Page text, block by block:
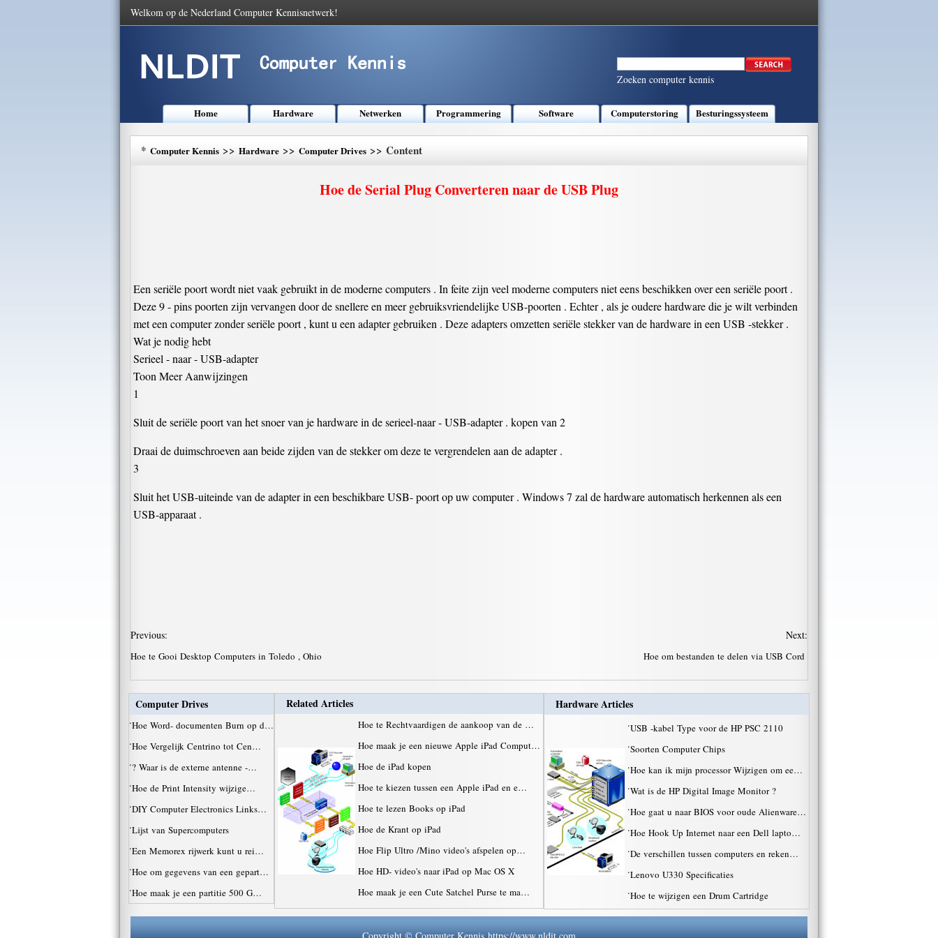
Welkom op de Nederland Computer Kennisnetwerk!
Zoeken computer kennis
Home Hardware Netwerken Programmering Software Computerstoring Besturingssysteem
* Computer Kennis >> Hardware >> Computer Drives >> Content
Hoe de Serial Plug Converteren naar de USB Plug
Een seriële poort wordt niet vaak gebruikt in de moderne computers . In feite zijn veel moderne computers niet eens beschikken over een seriële poort .
Deze 9 - pins poorten zijn vervangen door de snellere en meer gebruiksvriendelijke USB-poorten . Echter , als je oudere hardware die je wilt verbinden
met een computer zonder seriële poort , kunt u een adapter gebruiken . Deze adapters omzetten seriële stekker van de hardware in een USB -stekker .
Wat je nodig hebt
Serieel - naar - USB-adapter
Toon Meer Aanwijzingen
1
Sluit de seriële poort van het snoer van je hardware in de serieel-naar - USB-adapter . kopen van 2
Draai de duimschroeven aan beide zijden van de stekker om deze te vergrendelen aan de adapter .
3
Sluit het USB-uiteinde van de adapter in een beschikbare USB- poort op uw computer . Windows 7 zal de hardware automatisch herkennen als een
USB-apparaat .
Previous:
Hoe te Gooi Desktop Computers in Toledo , Ohio
Next:
Hoe om bestanden te delen via USB Cord
Computer Drives
·Hoe Word- documenten Burn op d…
·Hoe Vergelijk Centrino tot Cen…
·? Waar is de externe antenne -…
·Hoe de Print Intensity wijzige…
·DIY Computer Electronics Links…
·Lijst van Supercomputers
·Een Memorex rijwerk kunt u rei…
·Hoe om gegevens van een gepart…
·Hoe maak je een partitie 500 G…
Related Articles
Hoe te Rechtvaardigen de aankoop van de …
Hoe maak je een nieuwe Apple iPad Comput…
Hoe de iPad kopen
Hoe te kiezen tussen een Apple iPad en e…
Hoe te lezen Books op iPad
Hoe de Krant op iPad
Hoe Flip Ultro /Mino video's afspelen op…
Hoe HD- video's naar iPad op Mac OS X
Hoe maak je een Cute Satchel Purse te ma…
Hardware Articles
·USB -kabel Type voor de HP PSC 2110
·Soorten Computer Chips
·Hoe kan ik mijn processor Wijzigen om ee…
·Wat is de HP Digital Image Monitor ?
·Hoe gaat u naar BIOS voor oude Alienware…
·Hoe Hook Up Internet naar een Dell lapto…
·De verschillen tussen computers en reken…
·Lenovo U330 Specificaties
·Hoe te wijzigen een Drum Cartridge